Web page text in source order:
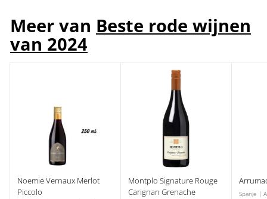
Meer van Beste rode wijnen
van 2024
Noemie Vernaux Merlot
Piccolo
Montplo Signature Rouge
Carignan Grenache
Spanje |